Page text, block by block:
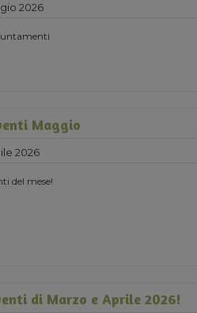
2026
Maggio
2026
del mese!
di Marzo e Aprile 2026!